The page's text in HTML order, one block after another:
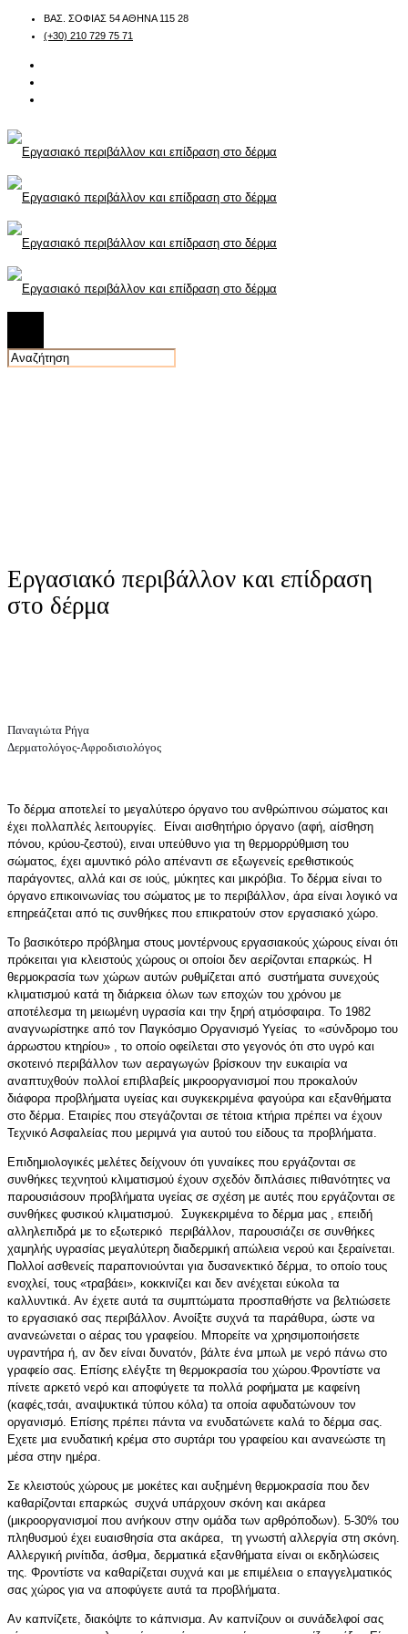
ΒΑΣ. ΣΟΦΙΑΣ 54 ΑΘΗΝΑ 115 28
(+30) 210 729 75 71
Εργασιακό περιβάλλον και επίδραση
στο δέρμα
Παναγιώτα Ρήγα
Δερματολόγος-Αφροδισιολόγος
Το δέρμα αποτελεί το μεγαλύτερο όργανο του ανθρώπινου σώματος και
έχει πολλαπλές λειτουργίες. Είναι αισθητήριο όργανο (αφή, αίσθηση
πόνου, κρύου-ζεστού), ειναι υπεύθυνο για τη θερμορρύθμιση του
σώματος, έχει αμυντικό ρόλο απέναντι σε εξωγενείς ερεθιστικούς
παράγοντες, αλλά και σε ιούς, μύκητες και μικρόβια. Το δέρμα είναι το
όργανο επικοινωνίας του σώματος με το περιβάλλον, άρα είναι λογικό να
επηρεάζεται από τις συνθήκες που επικρατούν στον εργασιακό χώρο.
Το βασικότερο πρόβλημα στους μοντέρνους εργασιακούς χώρους είναι ότι
πρόκειται για κλειστούς χώρους οι οποίοι δεν αερίζονται επαρκώς. Η
θερμοκρασία των χώρων αυτών ρυθμίζεται από συστήματα συνεχούς
κλιματισμού κατά τη διάρκεια όλων των εποχών του χρόνου με
αποτέλεσμα τη μειωμένη υγρασία και την ξηρή ατμόσφαιρα. Το 1982
αναγνωρίστηκε από τον Παγκόσμιο Οργανισμό Υγείας το «σύνδρομο του
άρρωστου κτηρίου» , το οποίο οφείλεται στο γεγονός ότι στο υγρό και
σκοτεινό περιβάλλον των αεραγωγών βρίσκουν την ευκαιρία να
αναπτυχθούν πολλοί επιβλαβείς μικροοργανισμοί που προκαλούν
διάφορα προβλήματα υγείας και συγκεκριμένα φαγούρα και εξανθήματα
στο δέρμα. Εταιρίες που στεγάζονται σε τέτοια κτήρια πρέπει να έχουν
Τεχνικό Ασφαλείας που μεριμνά για αυτού του είδους τα προβλήματα.
Επιδημιολογικές μελέτες δείχνουν ότι γυναίκες που εργάζονται σε
συνθήκες τεχνητού κλιματισμού έχουν σχεδόν διπλάσιες πιθανότητες να
παρουσιάσουν προβλήματα υγείας σε σχέση με αυτές που εργάζονται σε
συνθήκες φυσικού κλιματισμού. Συγκεκριμένα το δέρμα μας , επειδή
αλληλεπιδρά με το εξωτερικό περιβάλλον, παρουσιάζει σε συνθήκες
χαμηλής υγρασίας μεγαλύτερη διαδερμική απώλεια νερού και ξεραίνεται.
Πολλοί ασθενείς παραπονιούνται για δυσανεκτικό δέρμα, το οποίο τους
ενοχλεί, τους «τραβάει», κοκκινίζει και δεν ανέχεται εύκολα τα
καλλυντικά. Αν έχετε αυτά τα συμπτώματα προσπαθήστε να βελτιώσετε
το εργασιακό σας περιβάλλον. Ανοίξτε συχνά τα παράθυρα, ώστε να
ανανεώνεται ο αέρας του γραφείου. Μπορείτε να χρησιμοποιήσετε
υγραντήρα ή, αν δεν είναι δυνατόν, βάλτε ένα μπωλ με νερό πάνω στο
γραφείο σας. Επίσης ελέγξτε τη θερμοκρασία του χώρου.Φροντίστε να
πίνετε αρκετό νερό και αποφύγετε τα πολλά ροφήματα με καφείνη
(καφές,τσάι, αναψυκτικά τύπου κόλα) τα οποία αφυδατώνουν τον
οργανισμό. Επίσης πρέπει πάντα να ενυδατώνετε καλά το δέρμα σας.
Εχετε μια ενυδατική κρέμα στο συρτάρι του γραφείου και ανανεώστε τη
μέσα στην ημέρα.
Σε κλειστούς χώρους με μοκέτες και αυξημένη θερμοκρασία που δεν
καθαρίζονται επαρκώς συχνά υπάρχουν σκόνη και ακάρεα
(μικροοργανισμοί που ανήκουν στην ομάδα των αρθρόποδων). 5-30% του
πληθυσμού έχει ευαισθησία στα ακάρεα, τη γνωστή αλλεργία στη σκόνη.
Αλλεργική ρινίτιδα, άσθμα, δερματικά εξανθήματα είναι οι εκδηλώσεις
της. Φροντίστε να καθαρίζεται συχνά και με επιμέλεια ο επαγγελματικός
σας χώρος για να αποφύγετε αυτά τα προβλήματα.
Αν καπνίζετε, διακόψτε το κάπνισμα. Αν καπνίζουν οι συνάδελφοί σας